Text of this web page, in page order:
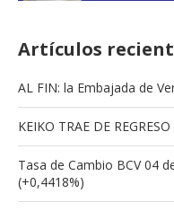
Artículos
AL FIN: la Embajada de
KEIKO TRAE DE
Tasa de Cambio BCV 04
(+0,4418%)